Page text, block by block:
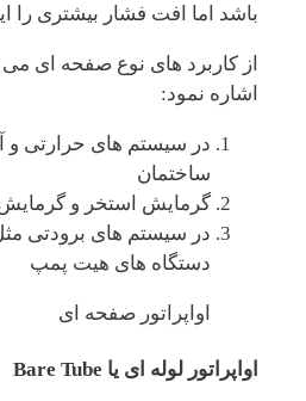
باشد اما افت فشار بیشتری را
از کاربرد های نوع صفحه ای می
اشاره نمود:
در سیستم های حرارتی
ساختمان
گرمایش استخر و
در سیستم های برودتی
دستگاه های هیت پمپ
اواپراتور صفحه ای
اواپراتور لوله ای یا Bare Tube